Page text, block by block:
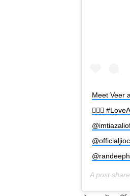
Meet Veer
🧚🏻‍♀️
A post